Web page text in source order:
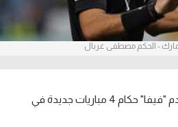
- الحكم مصطفى غربال
أعلن الاتحاد الدولي لكرة القدم "فيفا" حكام 4 مباريات جديدة في